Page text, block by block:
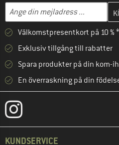
Mejladress
Skriv in din e-postadress här
Välkomstpresentkort på 10 %
Exklusiv tillgång till rabatter
Spara produkter på din kom-
En överraskning på din
KUNDSERVICE